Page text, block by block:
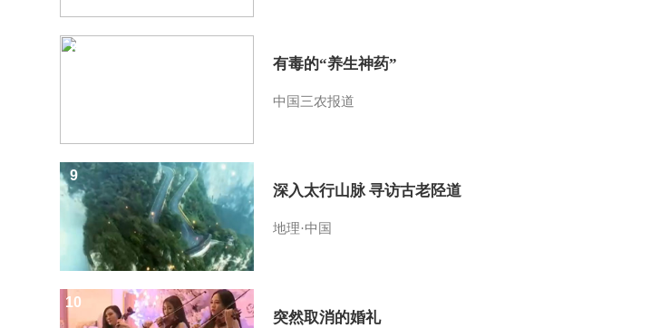
有毒的“养生神药”
中国三农报道
8
深入太行山脉 寻访古老陉道
地理·中国
9
突然取消的婚礼
10